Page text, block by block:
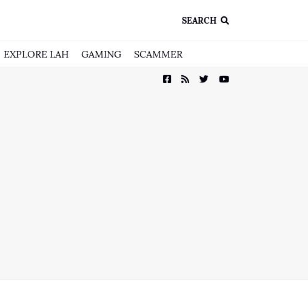
SEARCH
EXPLORE LAH GAMING SCAMMER